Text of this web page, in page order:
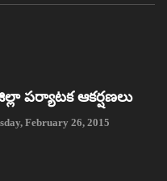
పర్యాటక ఆకర్షణలు
February 26, 2015